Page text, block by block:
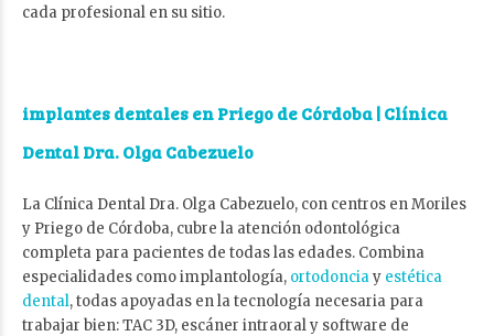
cada profesional en su sitio.
implantes dentales en Priego de Córdoba| Clínica
Dental Dra. Olga Cabezuelo
La Clínica Dental Dra. Olga Cabezuelo, con centros en Moriles
y Priego de Córdoba, cubre la atención odontológica
completa para pacientes de todas las edades. Combina
especialidades como implantología, ortodonciay estética
dental, todas apoyadas en la tecnología necesaria para
trabajar bien: TAC 3D, escáner intraoral y software de